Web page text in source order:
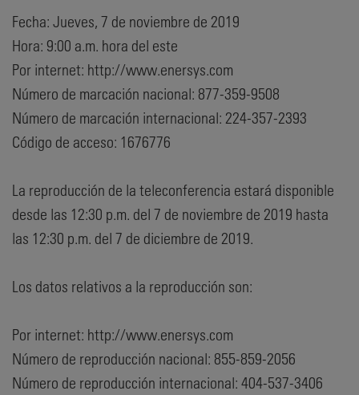
Fecha: Jueves, 7 de noviembre de 2019
Hora: 9:00 a.m. hora del este
Por internet: http://www.enersys.com
Número de marcación nacional: 877-359-9508
Número de marcación internacional: 224-357-2393
Código de acceso: 1676776
La reproducción de la teleconferencia estará disponible
desde las 12:30 p.m. del 7 de noviembre de 2019 hasta
las 12:30 p.m. del 7 de diciembre de 2019.
Los datos relativos a la reproducción son:
Por internet: http://www.enersys.com
Número de reproducción nacional: 855-859-2056
Número de reproducción internacional: 404-537-3406